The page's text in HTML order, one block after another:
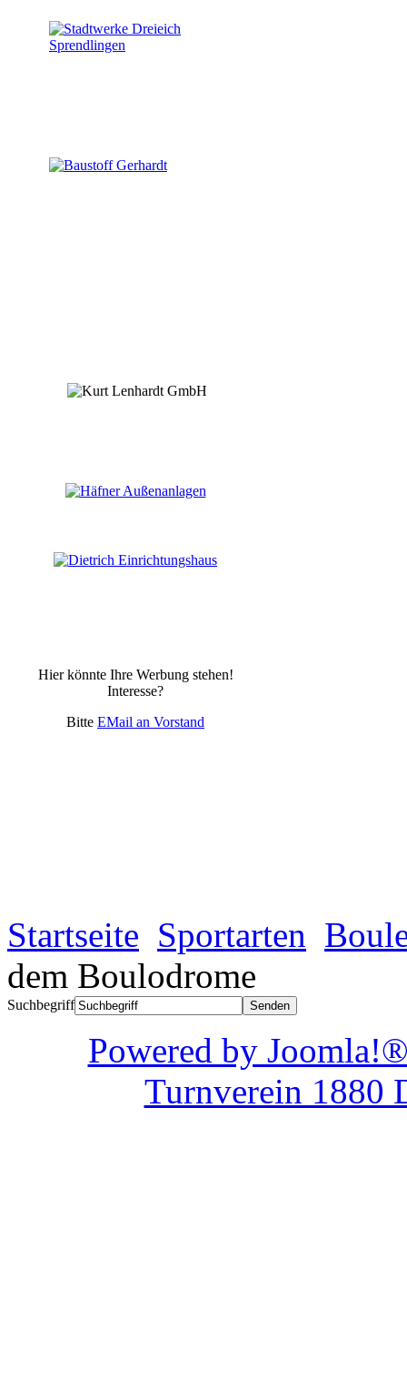
Hier könnte Ihre Werbung stehen!
Interesse?
Bitte EMail an Vorstand
Startseite Sportarten
dem Boulodrome
Suchbegriff
Powered by
Turnverein